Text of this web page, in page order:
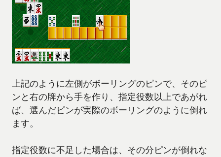
上記のように左側がボーリングのピンで、そのピ
ンと右の牌から手を作り、指定役数以上であがれ
ば、選んだピンが実際のボーリングのように倒れ
ます。
指定役数に不足した場合は、その分ピンが倒れな